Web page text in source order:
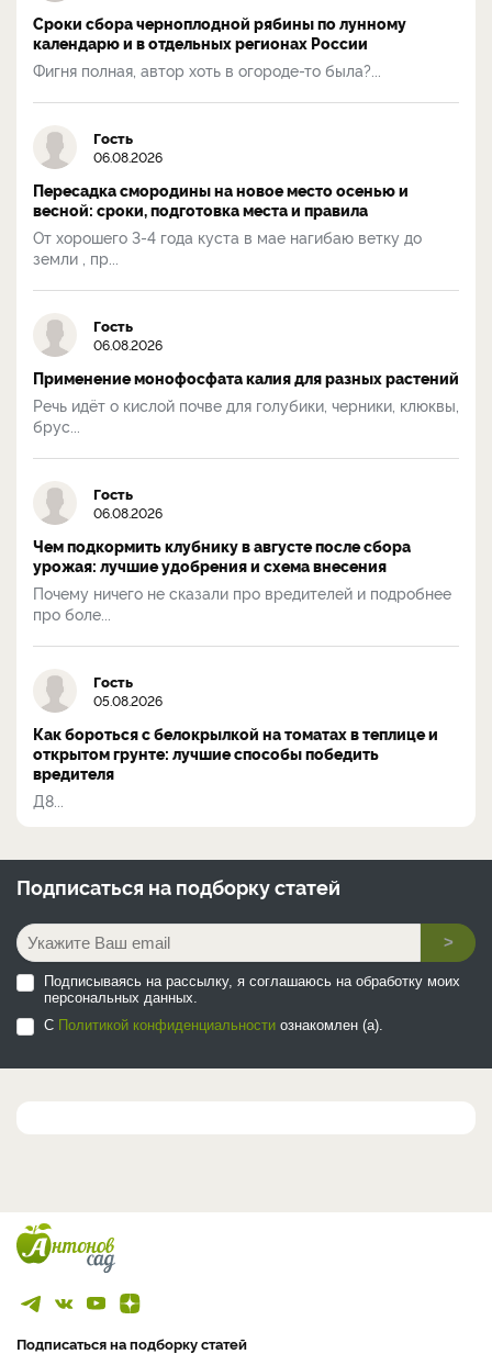
Сроки сбора черноплодной рябины по лунному
календарю и в отдельных регионах России
Фигня полная, автор хоть в огороде-то была?...
Гость
06.08.2026
Пересадка смородины на новое место осенью и
весной: сроки, подготовка места и правила
От хорошего 3-4 года куста в мае нагибаю ветку до
земли , пр...
Гость
06.08.2026
Применение монофосфата калия для разных растений
Речь идёт о кислой почве для голубики, черники, клюквы,
брус...
Гость
06.08.2026
Чем подкормить клубнику в августе после сбора
урожая: лучшие удобрения и схема внесения
Почему ничего не сказали про вредителей и подробнее
про боле...
Гость
05.08.2026
Как бороться с белокрылкой на томатах в теплице и
открытом грунте: лучшие способы победить
вредителя
Д8...
Подписаться на подборку статей
>
Подписываясь на рассылку, я соглашаюсь на обработку моих
персональных данных.
С Политикой конфиденциальности ознакомлен (а).
Подписаться на подборку статей